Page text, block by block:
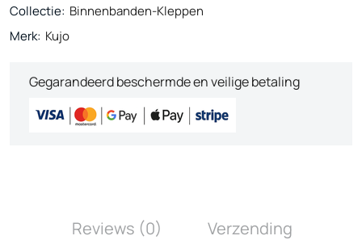
Collectie: Binnenbanden-Kleppen
Merk: Kujo
Gegarandeerd beschermde en veilige betaling
Reviews (0) Verzending